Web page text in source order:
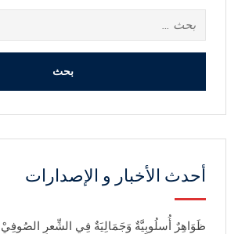
عن:
أحدث الأخبار و الإصدارات
ظَوَاهِرٌ أُسلُوبِيَّةٌ وَجَمَالِيَةٌ فِي الشِّعرِ الصُوفِيْ